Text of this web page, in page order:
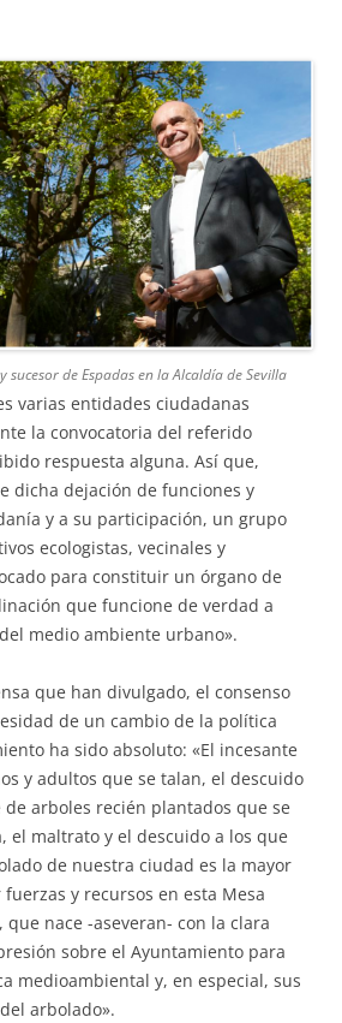
de Espadas en la Alcaldía de Sevilla
varias entidades ciudadanas
la convocatoria del referido
respuesta alguna. Así que,
dicha dejación de funciones y
y a su participación, un grupo
ecologistas, vecinales y
para constituir un órgano de
que funcione de verdad a
medio ambiente urbano».
que han divulgado, el consenso
de un cambio de la política
ha sido absoluto: «El incesante
y adultos que se talan, el descuido
arboles recién plantados que se
el maltrato y el descuido a los que
de nuestra ciudad es la mayor
y recursos en esta Mesa
nace -aseveran- con la clara
sobre el Ayuntamiento para
medioambiental y, en especial, sus
arbolado».